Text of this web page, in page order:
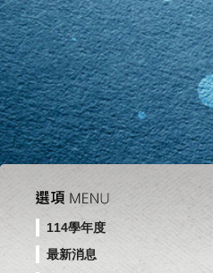
114學年度
最新消息